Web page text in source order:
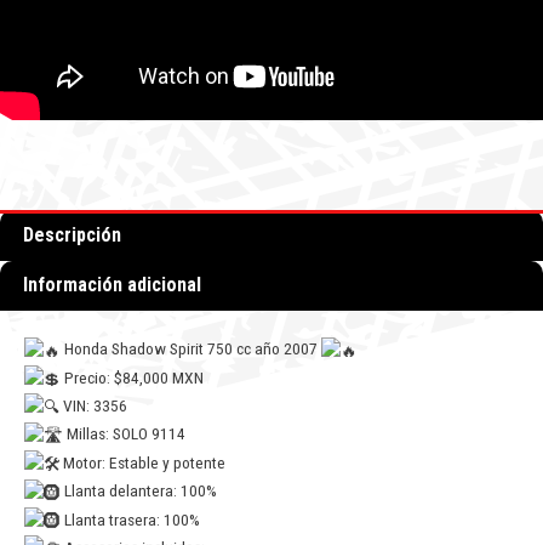
Descripción
Información adicional
Honda Shadow Spirit 750 cc año 2007
Precio: $84,000 MXN
VIN: 3356
Millas: SOLO 9114
Motor: Estable y potente
Llanta delantera: 100%
Llanta trasera: 100%